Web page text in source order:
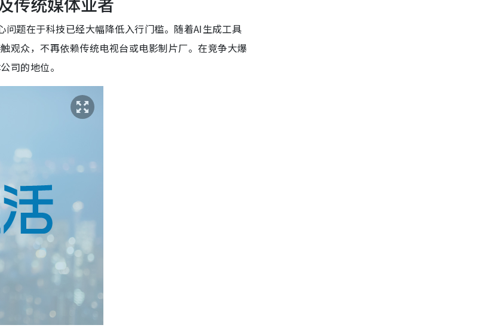
题在于科技已经大幅降低入行门槛。随着AI生成工具
观众，不再依赖传统电视台或电影制片厂。在竞争大爆
司的地位。